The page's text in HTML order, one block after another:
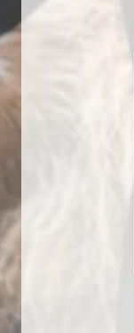
170516, Ecuador